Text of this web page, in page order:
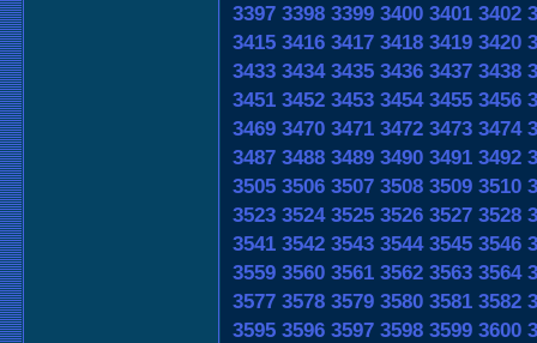
3397 3398 3399 3400 3401 3402
3415 3416 3417 3418 3419 3420
3433 3434 3435 3436 3437 3438
3451 3452 3453 3454 3455 3456
3469 3470 3471 3472 3473 3474
3487 3488 3489 3490 3491 3492
3505 3506 3507 3508 3509 3510
3523 3524 3525 3526 3527 3528
3541 3542 3543 3544 3545 3546
3559 3560 3561 3562 3563 3564
3577 3578 3579 3580 3581 3582
3595 3596 3597 3598 3599 3600